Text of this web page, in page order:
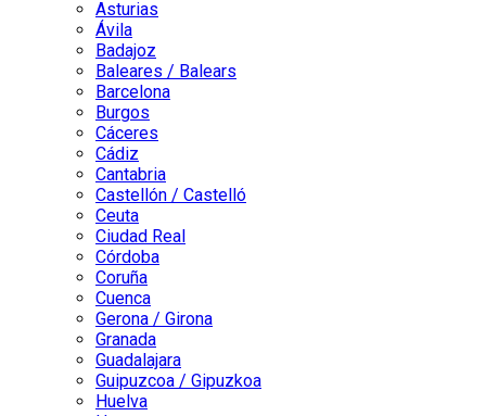
Asturias
Ávila
Badajoz
Baleares / Balears
Barcelona
Burgos
Cáceres
Cádiz
Cantabria
Castellón / Castelló
Ceuta
Ciudad Real
Córdoba
Coruña
Cuenca
Gerona / Girona
Granada
Guadalajara
Guipuzcoa / Gipuzkoa
Huelva